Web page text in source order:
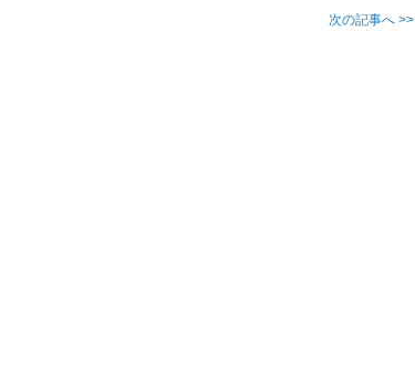
次の記事へ >>